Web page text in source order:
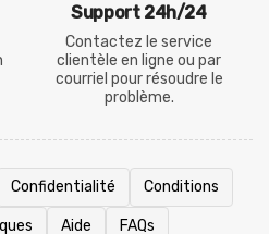
Support 24h/24
Contactez le service
clientèle en ligne ou par
courriel pour résoudre le
problème.
Confidentialité Conditions
Aide FAQs